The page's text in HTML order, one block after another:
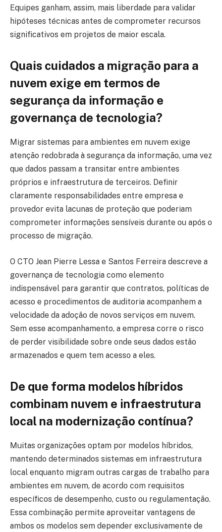
Equipes ganham, assim, mais liberdade para validar
hipóteses técnicas antes de comprometer recursos
significativos em projetos de maior escala.
Quais cuidados a migração para a
nuvem exige em termos de
segurança da informação e
governança de tecnologia?
Migrar sistemas para ambientes em nuvem exige
atenção redobrada à segurança da informação, uma vez
que dados passam a transitar entre ambientes
próprios e infraestrutura de terceiros. Definir
claramente responsabilidades entre empresa e
provedor evita lacunas de proteção que poderiam
comprometer informações sensíveis durante ou após o
processo de migração.
O CTO Jean Pierre Lessa e Santos Ferreira descreve a
governança de tecnologia como elemento
indispensável para garantir que contratos, políticas de
acesso e procedimentos de auditoria acompanhem a
velocidade da adoção de novos serviços em nuvem.
Sem esse acompanhamento, a empresa corre o risco
de perder visibilidade sobre onde seus dados estão
armazenados e quem tem acesso a eles.
De que forma modelos híbridos
combinam nuvem e infraestrutura
local na modernização contínua?
Muitas organizações optam por modelos híbridos,
mantendo determinados sistemas em infraestrutura
local enquanto migram outras cargas de trabalho para
ambientes em nuvem, de acordo com requisitos
específicos de desempenho, custo ou regulamentação.
Essa combinação permite aproveitar vantagens de
ambos os modelos sem depender exclusivamente de